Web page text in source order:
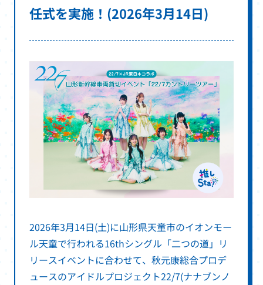
任式を実施！(2026年3月14日)
2026年3月14日(土)に山形県天童市のイオンモー
ル天童で行われる16thシングル「二つの道」リ
リースイベントに合わせて、秋元康総合プロデ
ュースのアイドルプロジェクト22/7(ナナブンノ